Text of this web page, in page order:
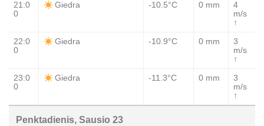
21:0
0
Giedra -10.5°C 0 mm
4
m/s
↑
22:0
0
Giedra -10.9°C 0 mm
3
m/s
↑
23:0
0
Giedra -11.3°C 0 mm
3
m/s
↑
Penktadienis, Sausio 23